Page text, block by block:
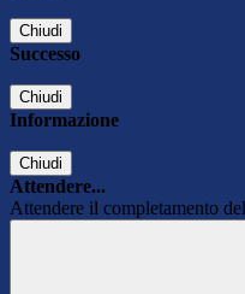
Chiudi
Successo
Chiudi
Informazione
Chiudi
Attendere...
Attendere il completamento